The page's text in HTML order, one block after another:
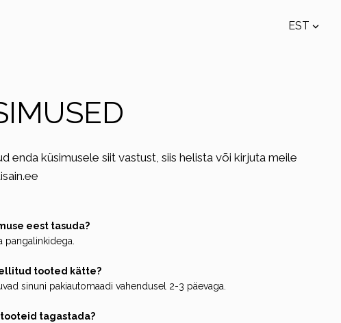
EST
enda küsimusele siit vastust, siis helista või kirjuta meile
eest tasuda?
pangalinkidega.
tooted kätte?
sinuni pakiautomaadi vahendusel 2-3 päevaga.
tagastada?